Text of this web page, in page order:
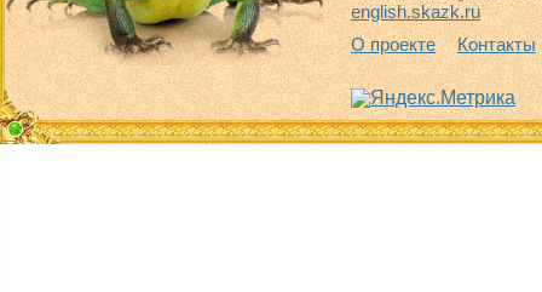
english.skazk.ru
О проекте
Контакты